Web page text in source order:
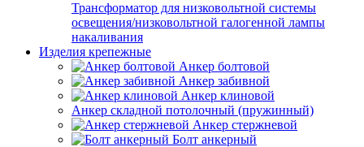
Трансформатор для низковольтной системы
освещения/низковольтной галогенной лампы
накаливания
Изделия крепежные
Анкер болтовой
Анкер забивной
Анкер клиновой
Анкер складной потолочный (пружинный)
Анкер стержневой
Болт анкерный